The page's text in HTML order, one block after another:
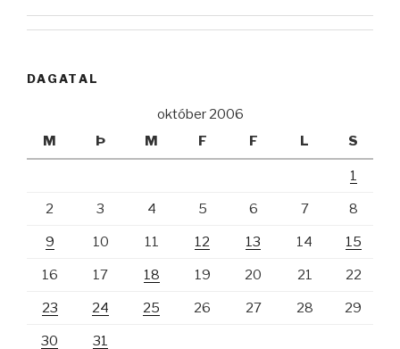
DAGATAL
október 2006
M
Þ M F F L S
1
2 3 4 5 6 7 8
9 10 11 12 13 14 15
16 17 18 19 20 21 22
23 24 25 26 27 28 29
30 31